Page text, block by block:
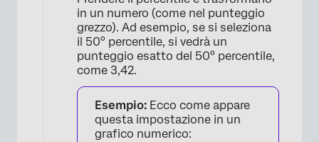
×
in un numero (come nel punteggio
grezzo). Ad esempio, se si seleziona
il 50° percentile, si vedrà un
punteggio esatto del 50° percentile,
come 3,42.
Esempio: Ecco come appare
questa impostazione in un
grafico numerico: